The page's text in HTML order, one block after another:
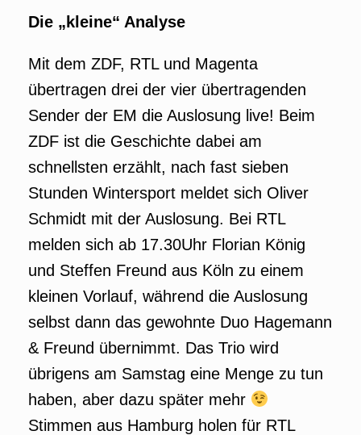
Die „kleine“ Analyse
Mit dem ZDF, RTL und Magenta
übertragen drei der vier übertragenden
Sender der EM die Auslosung live! Beim
ZDF ist die Geschichte dabei am
schnellsten erzählt, nach fast sieben
Stunden Wintersport meldet sich Oliver
Schmidt mit der Auslosung. Bei RTL
melden sich ab 17.30Uhr Florian König
und Steffen Freund aus Köln zu einem
kleinen Vorlauf, während die Auslosung
selbst dann das gewohnte Duo Hagemann
& Freund übernimmt. Das Trio wird
übrigens am Samstag eine Menge zu tun
haben, aber dazu später mehr
Stimmen aus Hamburg holen für RTL